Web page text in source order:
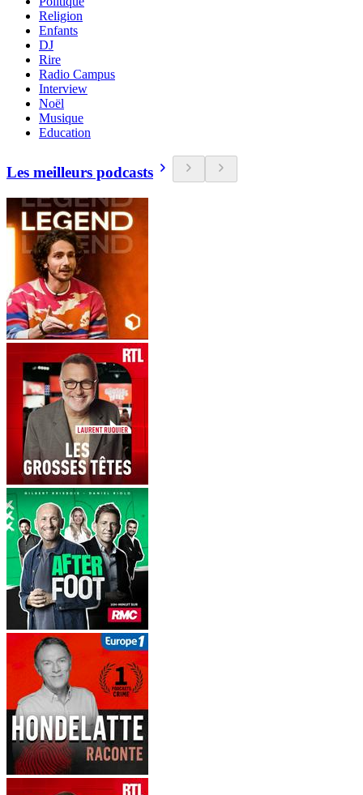
Religion
Enfants
DJ
Rire
Radio Campus
Interview
Noël
Musique
Education
Les meilleurs podcasts